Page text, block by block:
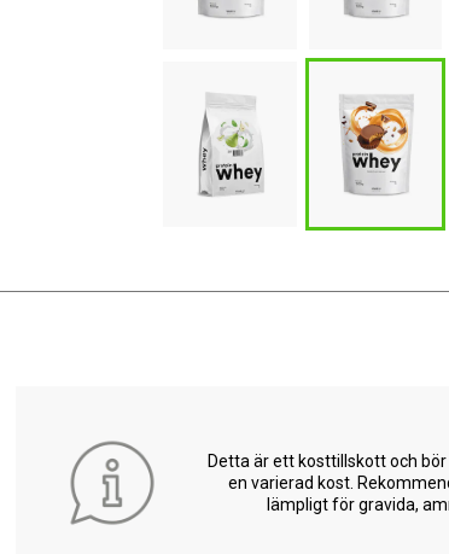
Detta är ett kosttillskott och
en varierad kost.
lämpligt för gravida,